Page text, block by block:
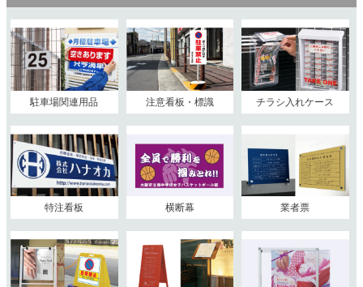
駐車場関連用品 注意看板・標識 チラシ入れケース
特注看板 横断幕 業者票